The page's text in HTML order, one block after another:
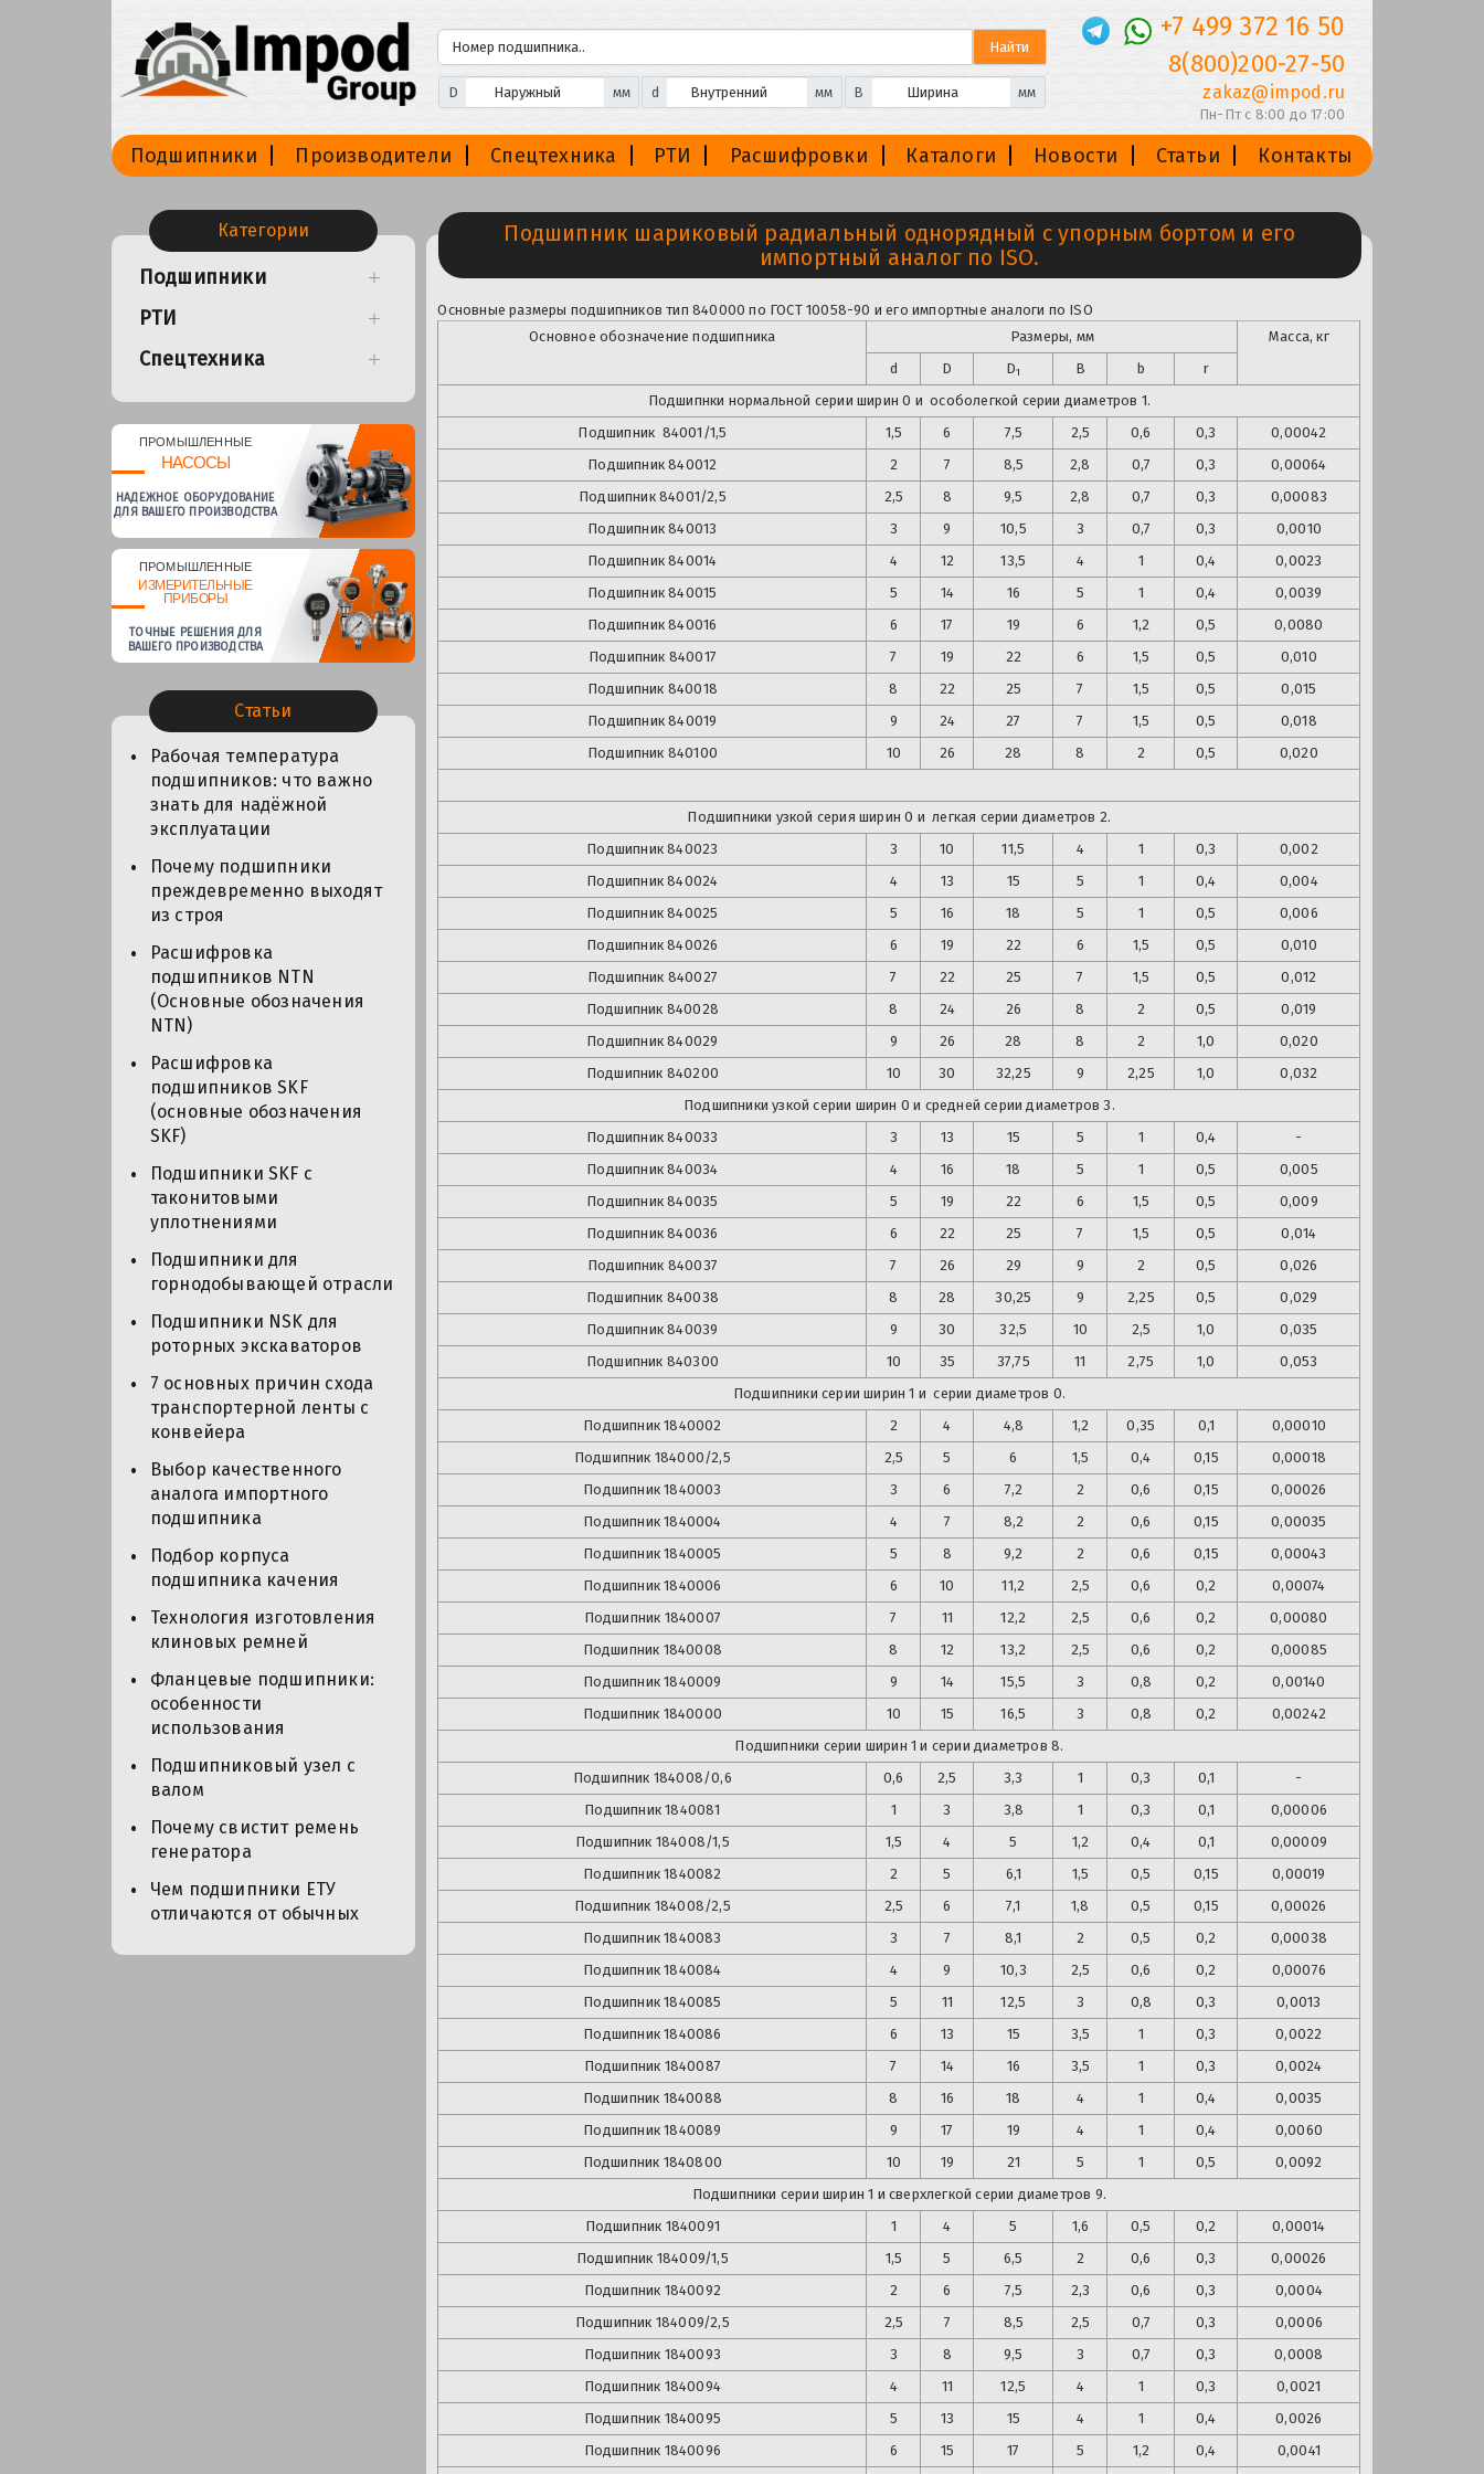
D мм d мм B мм
+7 499 372 16 50
8(800)200-27-50
zakaz@impod.ru
Пн-Пт с 8:00 до 17:00
Подшипники Производители Спецтехника РТИ Расшифровки Каталоги Новости Статьи Контакты
Категории
Подшипники
РТИ
Спецтехника
ПРОМЫШЛЕННЫЕ
НАСОСЫ
НАДЕЖНОЕ ОБОРУДОВАНИЕ
ДЛЯ ВАШЕГО ПРОИЗВОДСТВА
ПРОМЫШЛЕННЫЕ
ИЗМЕРИТЕЛЬНЫЕ
ПРИБОРЫ
ТОЧНЫЕ РЕШЕНИЯ ДЛЯ
ВАШЕГО ПРОИЗВОДСТВА
Статьи
Рабочая температура
подшипников: что важно
знать для надёжной
эксплуатации
Почему подшипники
преждевременно выходят
из строя
Расшифровка
подшипников NTN
(Основные обозначения
NTN)
Расшифровка
подшипников SKF
(основные обозначения
SKF)
Подшипники SKF с
таконитовыми
уплотнениями
Подшипники для
горнодобывающей отрасли
Подшипники NSK для
роторных экскаваторов
7 основных причин схода
транспортерной ленты с
конвейера
Выбор качественного
аналога импортного
подшипника
Подбор корпуса
подшипника качения
Технология изготовления
клиновых ремней
Фланцевые подшипники:
особенности
использования
Подшипниковый узел с
валом
Почему свистит ремень
генератора
Чем подшипники ЕТУ
отличаются от обычных
Подшипник шариковый радиальный однорядный с упорным бортом и его
импортный аналог по ISO.
Основные размеры подшипников тип 840000 по ГОСТ 10058-90 и его импортные аналоги по ISO
Основное обозначение подшипника
Размеры, мм
Масса, кг
d
D D1 B b
r
Подшипнки нормальной серии ширин 0 и особолегкой серии диаметров 1.
Подшипник 84001/1,5 1,5 6 7,5 2,5 0,6 0,3
0,00042
Подшипник840012 2 7 8,5 2,8 0,7 0,3
0,00064
Подшипник 84001/2,5 2,5 8 9,5 2,8 0,7 0,3
0,00083
Подшипник840013 3 9 10,5 3 0,7 0,3
0,0010
Подшипник840014 4 12 13,5 4 1 0,4
0,0023
Подшипник840015 5 14 16 5 1 0,4
0,0039
Подшипник840016 6 17 19 6 1,2 0,5
0,0080
Подшипник 840017 7 19 22 6 1,5 0,5
0,010
Подшипник 840018 8 22 25 7 1,5 0,5
0,015
Подшипник840019 9 24 27 7 1,5 0,5
0,018
Подшипник 840100 10 26 28 8 2 0,5 0,020
Подшипники узкой серия ширин 0 и легкая серии диаметров 2.
Подшипник840023 3 10 11,5 4 1 0,3
0,002
Подшипник840024 4 13 15 5 1 0,4
0,004
Подшипник840025 5 16 18 5 1 0,5
0,006
Подшипник840026 6 19 22 6 1,5 0,5
0,010
Подшипник 840027 7 22 25 7 1,5 0,5
0,012
Подшипник 840028 8 24 26 8 2 0,5
0,019
Подшипник840029 9 26 28 8 2 1,0
0,020
Подшипник 840200 10 30 32,25 9 2,25 1,0
0,032
Подшипники узкой серии ширин 0 и средней серии диаметров 3.
Подшипник840033 3 13 15 5 1 0,4
-
Подшипник840034 4 16 18 5 1 0,5
0,005
Подшипник840035 5 19 22 6 1,5 0,5
0,009
Подшипник840036 6 22 25 7 1,5 0,5
0,014
Подшипник 840037 7 26 29 9 2 0,5
0,026
Подшипник 840038 8 28 30,25 9 2,25 0,5
0,029
Подшипник840039 9 30 32,5 10 2,5 1,0
0,035
Подшипник 840300 10 35 37,75 11 2,75 1,0
0,053
Подшипники серии ширин 1 и серии диаметров 0.
Подшипник1840002 2 4 4,8 1,2 0,35 0,1
0,00010
Подшипник 184000/2,5 2,5 5 6 1,5 0,4 0,15
0,00018
Подшипник1840003 3 6 7,2 2 0,6 0,15
0,00026
Подшипник1840004 4 7 8,2 2 0,6 0,15
0,00035
Подшипник1840005 5 8 9,2 2 0,6 0,15
0,00043
Подшипник1840006 6 10 11,2 2,5 0,6 0,2
0,00074
Подшипник 1840007 7 11 12,2 2,5 0,6 0,2
0,00080
Подшипник 1840008 8 12 13,2 2,5 0,6 0,2
0,00085
Подшипник1840009 9 14 15,5 3 0,8 0,2
0,00140
Подшипник 1840000 10 15 16,5 3 0,8 0,2
0,00242
Подшипники серии ширин 1 и серии диаметров 8.
Подшипник 184008/0,6 0,6 2,5 3,3 1 0,3 0,1
-
Подшипник1840081 1 3 3,8 1 0,3 0,1
0,00006
Подшипник 184008/1,5 1,5 4 5 1,2 0,4 0,1
0,00009
Подшипник1840082 2 5 6,1 1,5 0,5 0,15
0,00019
Подшипник 184008/2,5 2,5 6 7,1 1,8 0,5 0,15
0,00026
Подшипник1840083 3 7 8,1 2 0,5 0,2
0,00038
Подшипник1840084 4 9 10,3 2,5 0,6 0,2
0,00076
Подшипник1840085 5 11 12,5 3 0,8 0,3
0,0013
Подшипник1840086 6 13 15 3,5 1 0,3
0,0022
Подшипник 1840087 7 14 16 3,5 1 0,3
0,0024
Подшипник 1840088 8 16 18 4 1 0,4
0,0035
Подшипник1840089 9 17 19 4 1 0,4
0,0060
Подшипник 1840800 10 19 21 5 1 0,5
0,0092
Подшипники серии ширин 1 и сверхлегкой серии диаметров 9.
Подшипник 1840091 1 4 5 1,6 0,5 0,2
0,00014
Подшипник 184009/1,5 1,5 5 6,5 2 0,6 0,3
0,00026
Подшипник 1840092 2 6 7,5 2,3 0,6 0,3
0,0004
Подшипник 184009/2,5 2,5 7 8,5 2,5 0,7 0,3
0,0006
Подшипник 1840093 3 8 9,5 3 0,7 0,3
0,0008
Подшипник 1840094 4 11 12,5 4 1 0,3
0,0021
Подшипник 1840095 5 13 15 4 1 0,4
0,0026
Подшипник 1840096 6 15 17 5 1,2 0,4
0,0041